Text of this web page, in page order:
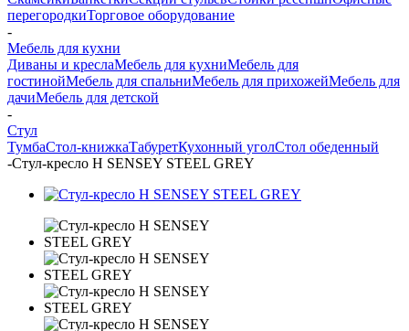
перегородкиТорговое оборудование
-
Мебель для кухни
Диваны и креслаМебель для кухниМебель для
гостинойМебель для спальниМебель для прихожейМебель для
дачиМебель для детской
-
Стул
ТумбаСтол-книжкаТабуретКухонный уголСтол обеденный
-Стул-кресло Н SENSEY STEEL GREY